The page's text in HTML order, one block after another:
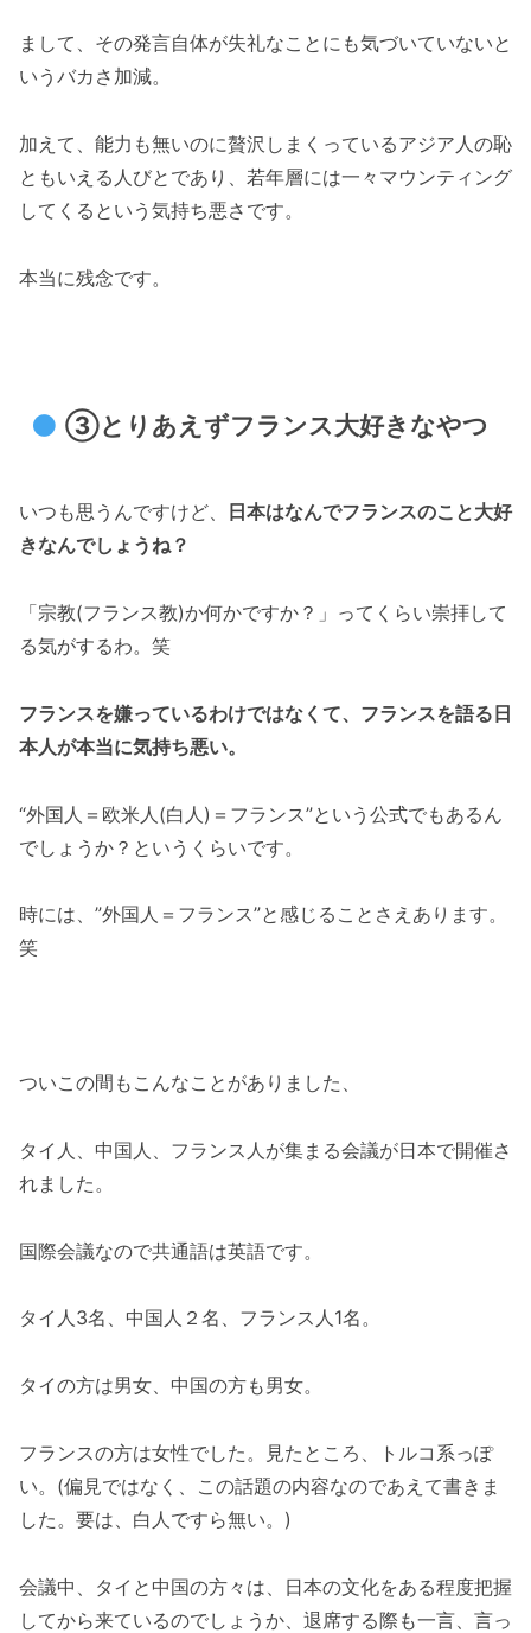
まして、その発言自体が失礼なことにも気づいていないと
いうバカさ加減。
加えて、能力も無いのに贅沢しまくっているアジア人の恥
ともいえる人びとであり、若年層には一々マウンティング
してくるという気持ち悪さです。
本当に残念です。
③とりあえずフランス大好きなやつ
いつも思うんですけど、
日本はなんでフランスのこと大好
きなんでしょうね？
「宗教(フランス教)か何かですか？」ってくらい崇拝して
る気がするわ。笑
フランスを嫌っているわけではなくて、 フランスを語る日
本人が本当に気持ち悪い。
“外国人＝欧米人(白人)＝フランス”という公式でもあるん
でしょうか？というくらいです。
時には、”外国人＝フランス”と感じることさえあります。
笑
ついこの間もこんなことがありました、
タイ人、中国人、フランス人が集まる会議が日本で開催さ
れました。
国際会議なので共通語は英語です。
タイ人3名、中国人２名、フランス人1名。
タイの方は男女、中国の方も男女。
フランスの方は女性でした。見たところ、トルコ系っぽ
い。(偏見ではなく、この話題の内容なのであえて書きま
した。要は、白人ですら無い。)
会議中、タイと中国の方々は、日本の文化をある程度把握
してから来ているのでしょうか、退席する際も一言、言っ